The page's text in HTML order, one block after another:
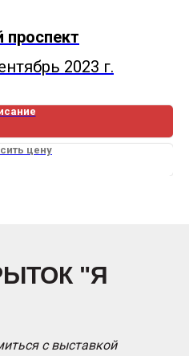
проспект
2023 г.
цену
"Я
с выставкой